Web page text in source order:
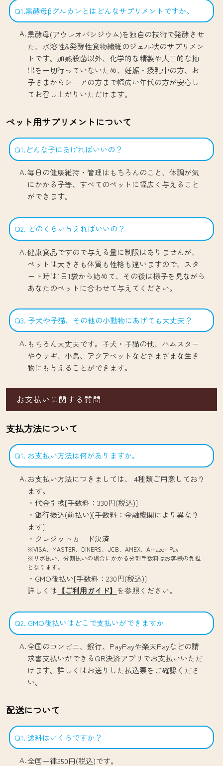
Q1.黒酵母βグルカンとはどんなサプリメントですか。
黒酵母(アウレオバシジウム)を独自の技術で発酵させ
た、水溶性&発酵性食物繊維のジェル状のサプリメン
トです。加熱殺菌以外、化学的な精製や人工的な抽
出を一切行っていないため、妊娠・授乳中の方、お
子さまからシニアの方まで幅広い年代の方が安心し
てお召し上がりいただけます。
ペット用サプリメントについて
Q1.どんな子にあげればいいの？
毎日の健康維持・管理はもちろんのこと、体調が気
にかかる子等、すべてのペットに幅広く与えること
ができます。
Q2. どのくらい与えればいいの？
健康食品ですので与える量に制限はありませんが、
ペットは大きさも体質も性格も違いますので、スタ
ート時は1日1袋から始めて、その後は様子を見ながら
あなたのペットに合わせて与えてください。
Q3. 子犬や子猫、その他の小動物にあげても大丈夫？
もちろん大丈夫です。子犬・子猫の他、ハムスター
やウサギ、小鳥、アクアペットなどさまざまな生き
物にも与えることができます。
お支払いに関する質問
支払方法について
Q1. お支払い方法は何がありますか。
お支払い方法につきましては、 4種類ご用意しており
ます。
・代金引換[手数料：330円(税込)]
・銀行振込(前払い)[手数料：金融機関により異なり
ます]
・クレジットカード決済
※VISA、MASTER、DINERS、JCB、AMEX、Amazon Pay
※リボ払い、分割払いの場合にかかる分割手数料はお客様の負担
となります。
・GMO後払い[手数料：230円(税込)]
詳しくは 【ご利用ガイド】 を参照ください。
Q2. GMO後払いはどこで支払いができますか
全国のコンビニ、銀行、PayPayや楽天Payなどの請
求書支払いができるQR決済アプリでお支払いいただ
けます。詳しくはお送りした払込票をご確認くださ
い。
配送について
Q1. 送料はいくらですか？
全国一律550円(税込)です。